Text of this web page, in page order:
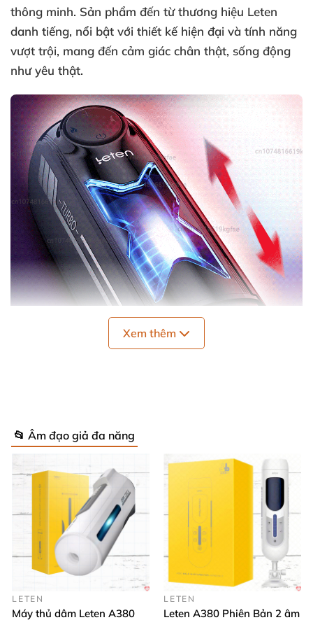
thông minh. Sản phẩm đến từ thương hiệu Leten
danh tiếng, nổi bật với thiết kế hiện đại và tính năng
vượt trội, mang đến cảm giác chân thật, sống động
như yêu thật.
Thiết kế và chất liệu cao cấp – Siêu mềm
mại, bền bỉ 🛠️
Leten X Speed Male Masturbator sở hữu cấu tạo từ
silicon siêu mềm mại kết hợp nhựa ABS cứng cáp,
Xem thêm
📂 Âm đạo giả đa năng
LETEN
Máy thủ dâm Leten A380
LETEN
Leten A380 Phiên Bản 2 âm